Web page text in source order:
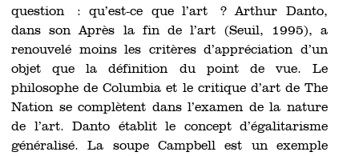
question : qu’est-ce que l’art ? Arthur Danto,
dans son Après la fin de l’art (Seuil, 1995), a
renouvelé moins les critères d’appréciation d’un
objet que la définition du point de vue. Le
philosophe de Columbia et le critique d’art de The
Nation se complètent dans l’examen de la nature
de l’art. Danto établit le concept d’égalitarisme
généralisé. La soupe Campbell est un exemple